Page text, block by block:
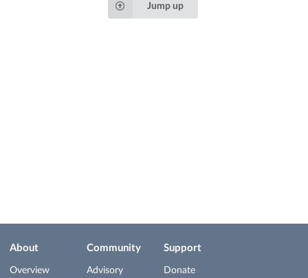
Jump up
About
Overview
Community
Advisory
Support
Donate